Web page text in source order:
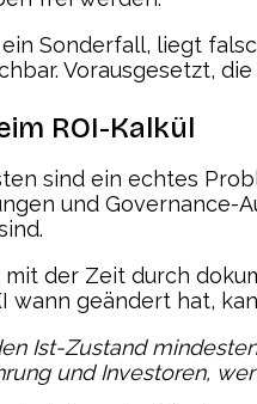
Sonderfall, liegt
Vorausgesetzt, die
ROI-Kalkül
sind ein echtes
und Governance-
der Zeit durch
wann geändert hat,
Ist-Zustand
und Investoren,